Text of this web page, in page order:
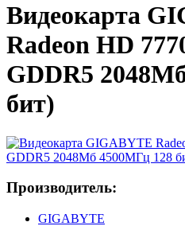
Видеокарта
Radeon HD
GDDR5
бит)
Производитель:
GIGABYTE